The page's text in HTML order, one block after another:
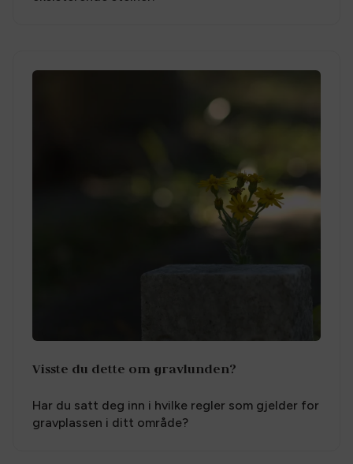
Visste du dette om gravlunden?
Har du satt deg inn i hvilke regler som gjelder for
gravplassen i ditt område?